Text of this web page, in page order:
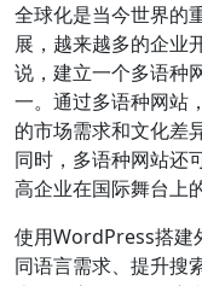
全球化是当今世界的
展，越来越多的企业
说，建立一个多语种
一。通过多语种网站
的市场需求和文化差
同时，多语种网站还
高企业在国际舞台上
使用WordPress搭建
同语言需求、提升搜